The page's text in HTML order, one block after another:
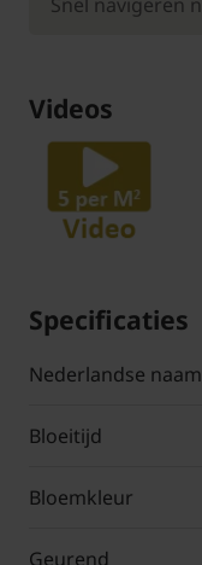
Videos
Specificaties
Nederlandse naam
Bloeitijd
Bloemkleur
Geurend